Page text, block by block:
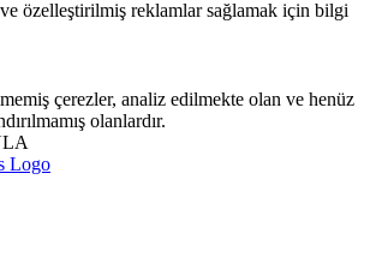
özelleştirilmiş reklamlar sağlamak için bilgi
çerezler, analiz edilmekte olan ve henüz
olanlardır.